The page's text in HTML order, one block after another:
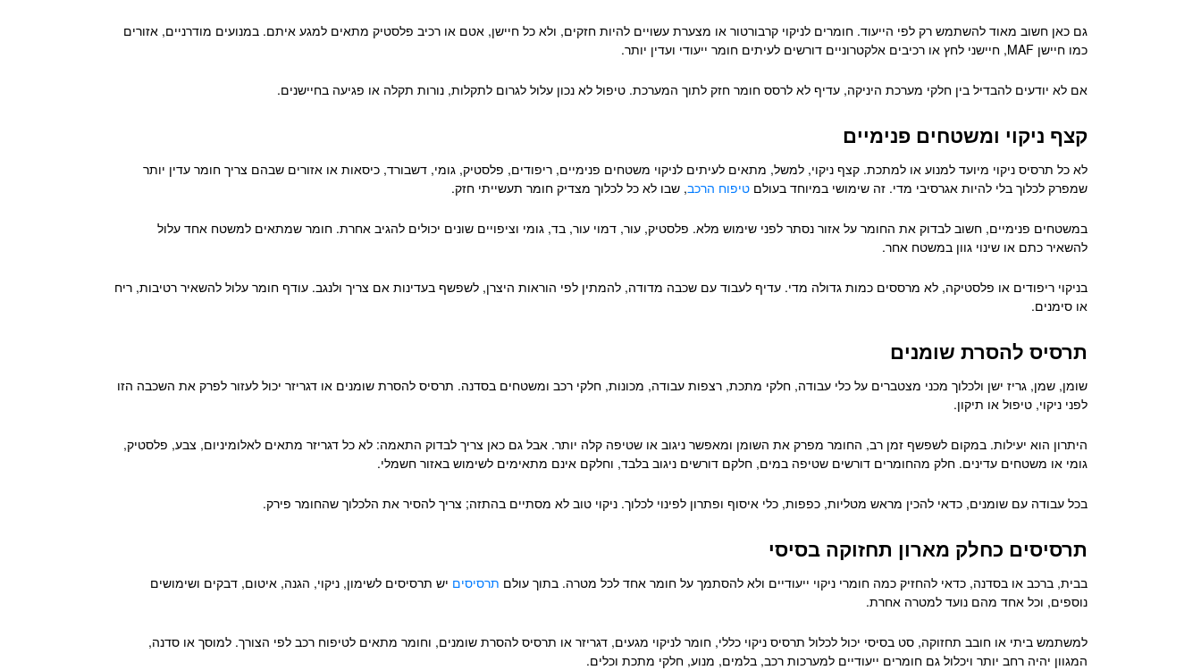
גם כאן חשוב מאוד להשתמש רק לפי הייעוד. חומרים לניקוי קרבורטור או מצערת עשויים להיות חזקים, ולא כל חיישן, אטם או רכיב פלסטיק מתאים למגע איתם. במנועים מודרניים, אזורים
כמו חיישן MAF, חיישני לחץ או רכיבים אלקטרוניים דורשים לעיתים חומר ייעודי ועדין יותר.
אם לא יודעים להבדיל בין חלקי מערכת היניקה, עדיף לא לרסס חומר חזק לתוך המערכת. טיפול לא נכון עלול לגרום לתקלות, נורות תקלה או פגיעה בחיישנים.
קצף ניקוי ומשטחים פנימיים
לא כל תרסיס ניקוי מיועד למנוע או למתכת. קצף ניקוי, למשל, מתאים לעיתים לניקוי משטחים פנימיים, ריפודים, פלסטיק, גומי, דשבורד, כיסאות או אזורים שבהם צריך חומר עדין יותר
שמפרק לכלוך בלי להיות אגרסיבי מדי. זה שימושי במיוחד בעולם טיפוח הרכב, שבו לא כל לכלוך מצדיק חומר תעשייתי חזק.
במשטחים פנימיים, חשוב לבדוק את החומר על אזור נסתר לפני שימוש מלא. פלסטיק, עור, דמוי עור, בד, גומי וציפויים שונים יכולים להגיב אחרת. חומר שמתאים למשטח אחד עלול
להשאיר כתם או שינוי גוון במשטח אחר.
בניקוי ריפודים או פלסטיקה, לא מרססים כמות גדולה מדי. עדיף לעבוד עם שכבה מדודה, להמתין לפי הוראות היצרן, לשפשף בעדינות אם צריך ולנגב. עודף חומר עלול להשאיר רטיבות, ריח
או סימנים.
תרסיס להסרת שומנים
שומן, שמן, גריז ישן ולכלוך מכני מצטברים על כלי עבודה, חלקי מתכת, רצפות עבודה, מכונות, חלקי רכב ומשטחים בסדנה. תרסיס להסרת שומנים או דגריזר יכול לעזור לפרק את השכבה הזו
לפני ניקוי, טיפול או תיקון.
היתרון הוא יעילות. במקום לשפשף זמן רב, החומר מפרק את השומן ומאפשר ניגוב או שטיפה קלה יותר. אבל גם כאן צריך לבדוק התאמה: לא כל דגריזר מתאים לאלומיניום, צבע, פלסטיק,
גומי או משטחים עדינים. חלק מהחומרים דורשים שטיפה במים, חלקם דורשים ניגוב בלבד, וחלקם אינם מתאימים לשימוש באזור חשמלי.
בכל עבודה עם שומנים, כדאי להכין מראש מטליות, כפפות, כלי איסוף ופתרון לפינוי לכלוך. ניקוי טוב לא מסתיים בהתזה; צריך להסיר את הלכלוך שהחומר פירק.
תרסיסים כחלק מארון תחזוקה בסיסי
בבית, ברכב או בסדנה, כדאי להחזיק כמה חומרי ניקוי ייעודיים ולא להסתמך על חומר אחד לכל מטרה. בתוך עולם תרסיסים יש תרסיסים לשימון, ניקוי, הגנה, איטום, דבקים ושימושים
נוספים, וכל אחד מהם נועד למטרה אחרת.
למשתמש ביתי או חובב תחזוקה, סט בסיסי יכול לכלול תרסיס ניקוי כללי, חומר לניקוי מגעים, דגריזר או תרסיס להסרת שומנים, וחומר מתאים לטיפוח רכב לפי הצורך. למוסך או סדנה,
המגוון יהיה רחב יותר ויכלול גם חומרים ייעודיים למערכות רכב, בלמים, מנוע, חלקי מתכת וכלים.